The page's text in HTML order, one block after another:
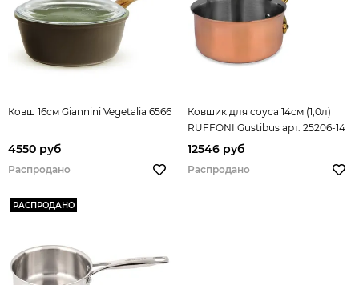
Ковш 16см Giannini Vegetalia 6566
4550 руб
Распродано
Ковшик для соуса 14см (1,0л)
RUFFONI Gustibus арт. 25206-14
12546 руб
Распродано
РАСПРОДАНО